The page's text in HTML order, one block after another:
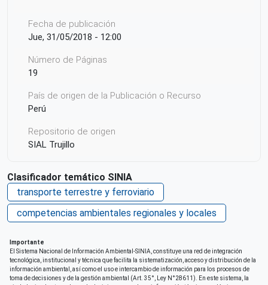
Fecha de publicación
Jue, 31/05/2018 - 12:00
Número de Páginas
19
País de origen de la Publicación o Recurso
Perú
Repositorio de origen
SIAL Trujillo
Clasificador temático SINIA
transporte terrestre y ferroviario
competencias ambientales regionales y locales
Importante
El Sistema Nacional de Información Ambiental-SINIA, constituye una red de integración
tecnológica, institucional y técnica que facilita la sistematización, acceso y distribución de la
información ambiental, así como el uso e intercambio de información para los procesos de
toma de decisiones y de la gestión ambiental (Art. 35°, Ley N°28611). En este sistema, la